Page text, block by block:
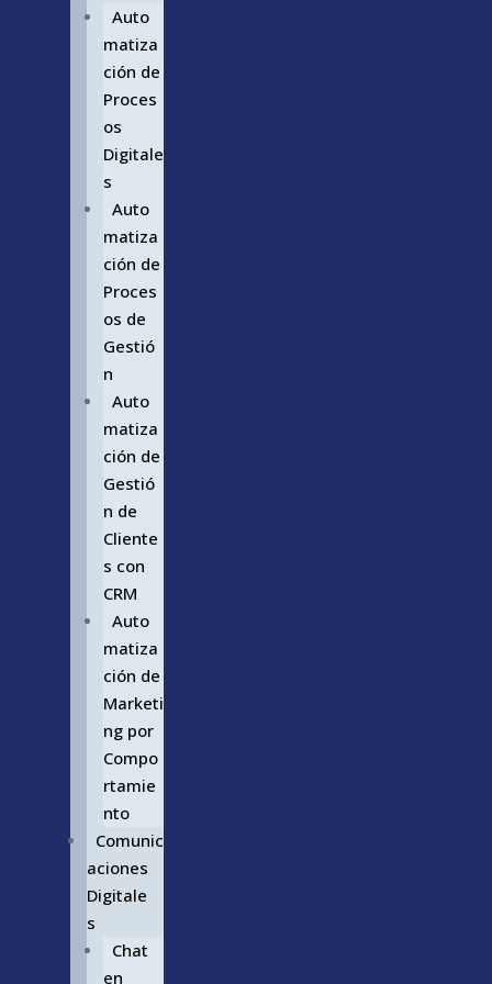
Auto
matiza
ción de
Proces
os
Digitale
s
Auto
matiza
ción de
Proces
os de
Gestió
n
Auto
matiza
ción de
Gestió
n de
Cliente
s con
CRM
Auto
matiza
ción de
Marketi
ng por
Compo
rtamie
nto
Comunic
aciones
Digitale
s
Chat
en